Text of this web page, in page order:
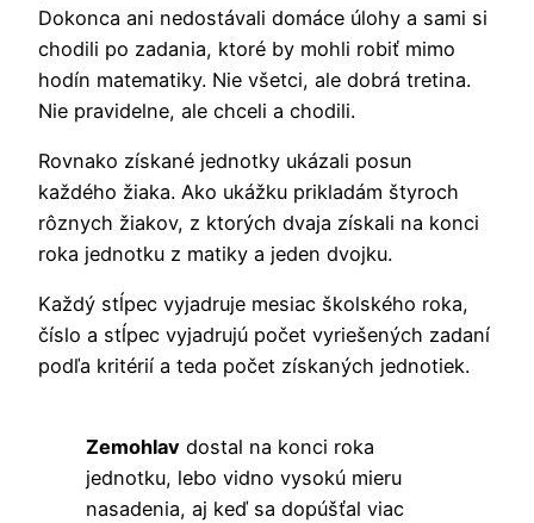
Dokonca ani nedostávali domáce úlohy a sami si
chodili po zadania, ktoré by mohli robiť mimo
hodín matematiky. Nie všetci, ale dobrá tretina.
Nie pravidelne, ale chceli a chodili.
Rovnako získané jednotky ukázali posun
každého žiaka. Ako ukážku prikladám štyroch
rôznych žiakov, z ktorých dvaja získali na konci
roka jednotku z matiky a jeden dvojku.
Každý stĺpec vyjadruje mesiac školského roka,
číslo a stĺpec vyjadrujú počet vyriešených zadaní
podľa kritérií a teda počet získaných jednotiek.
Zemohlav dostal na konci roka
jednotku, lebo vidno vysokú mieru
nasadenia, aj keď sa dopúšťal viac